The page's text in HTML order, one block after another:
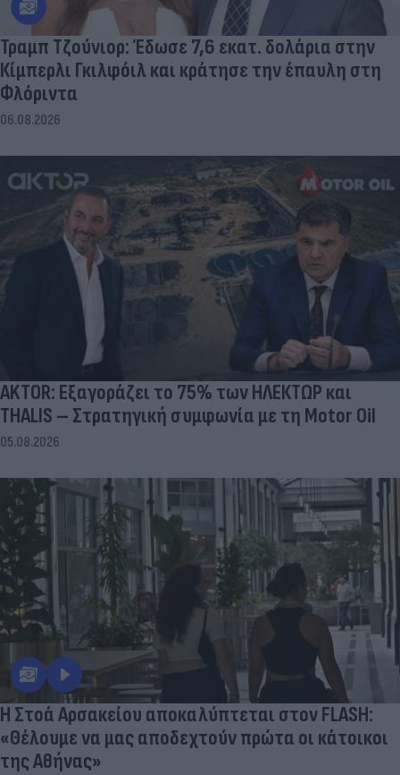
Τραμπ Τζούνιορ: Έδωσε 7,6 εκατ. δολάρια στην
Κίμπερλι Γκιλφόιλ και κράτησε την έπαυλη στη
Φλόριντα
06.08.2026
AKTOR: Εξαγοράζει το 75% των ΗΛΕΚΤΩΡ και
THALIS – Στρατηγική συμφωνία με τη Motor Oil
05.08.2026
Η Στοά Αρσακείου αποκαλύπτεται στον FLASH:
«Θέλουμε να μας αποδεχτούν πρώτα οι κάτοικοι
της Αθήνας»